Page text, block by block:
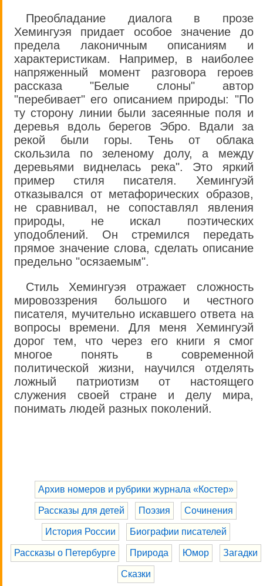
Преобладание диалога в прозе
Хемингуэя придает особое значение до
предела лаконичным описаниям и
характеристикам. Например, в наиболее
напряженный момент разговора героев
рассказа "Белые слоны" автор
"перебивает" его описанием природы: "По
ту сторону линии были засеянные поля и
деревья вдоль берегов Эбро. Вдали за
рекой были горы. Тень от облака
скользила по зеленому долу, а между
деревьями виднелась река". Это яркий
пример стиля писателя. Хемингуэй
отказывался от метафорических образов,
не сравнивал, не сопоставлял явления
природы, не искал поэтических
уподоблений. Он стремился передать
прямое значение слова, сделать описание
предельно "осязаемым".
Стиль Хемингуэя отражает сложность
мировоззрения большого и честного
писателя, мучительно искавшего ответа на
вопросы времени. Для меня Хемингуэй
дорог тем, что через его книги я смог
многое понять в современной
политической жизни, научился отделять
ложный патриотизм от настоящего
служения своей стране и делу мира,
понимать людей разных поколений.
Архив номеров и рубрики журнала «Костер»
Рассказы для детей Поэзия Сочинения
История России Биографии писателей
Рассказы о Петербурге Природа Юмор Загадки
Сказки